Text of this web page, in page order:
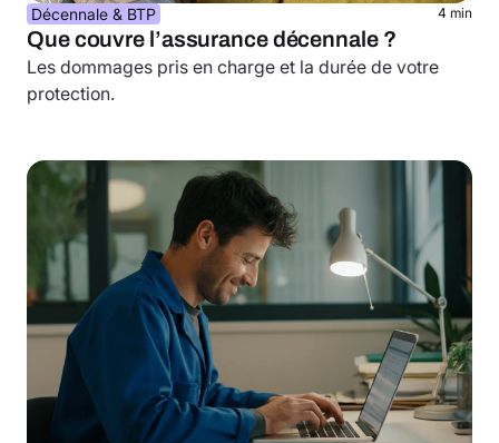
Décennale & BTP 4 min
Que couvre l’assurance décennale ?
Les dommages pris en charge et la durée de votre
protection.